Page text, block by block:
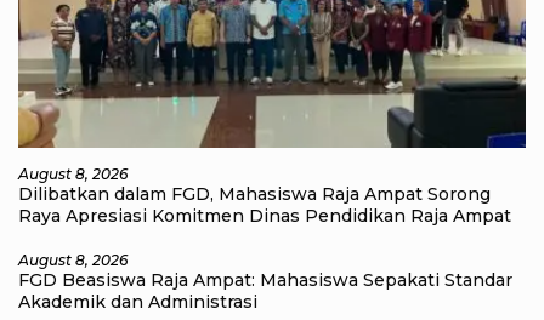
August 8, 2026
Dilibatkan dalam FGD, Mahasiswa Raja Ampat Sorong
Raya Apresiasi Komitmen Dinas Pendidikan Raja Ampat
August 8, 2026
FGD Beasiswa Raja Ampat: Mahasiswa Sepakati Standar
Akademik dan Administrasi